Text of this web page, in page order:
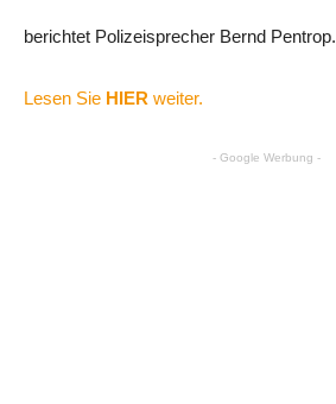
berichtet Polizeisprecher Bernd Pentrop.
Lesen Sie HIER weiter.
- Google Werbung -